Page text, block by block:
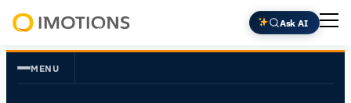
Zum
Inhalt
springen
Insight
Ask AI
MENU